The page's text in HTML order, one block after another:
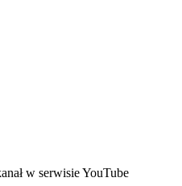
karcie
w serwisie YouTube